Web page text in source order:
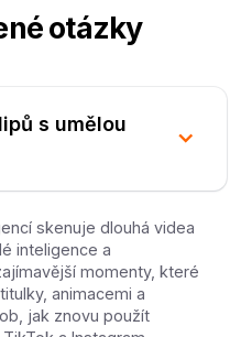
otázky
s umělou
skenuje dlouhá videa
inteligence a
momenty, které
animacemi a
jak znovu použít